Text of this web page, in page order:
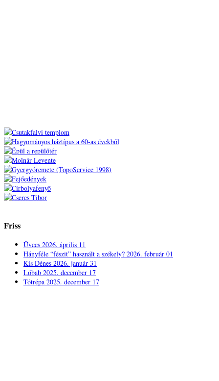
Friss
Üvecs 2026. április 11
Hányféle “fészit” használt a székely? 2026. február 01
Kis Dénes 2026. január 31
Lóbab 2025. december 17
Tótrépa 2025. december 17